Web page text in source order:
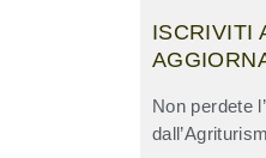
ISCRIVITI
Non perdete